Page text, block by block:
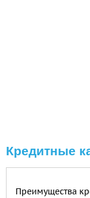
Кредитные
Преимущества